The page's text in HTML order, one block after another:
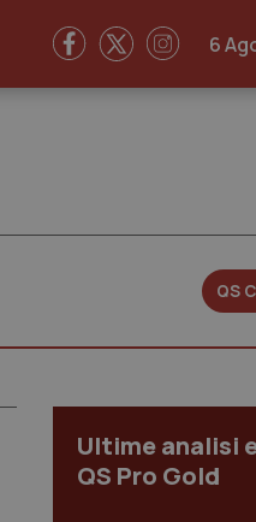
6
QS
Ultime analisi
QS Pro Gold